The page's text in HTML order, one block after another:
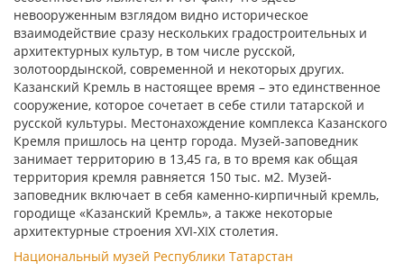
невооруженным взглядом видно историческое
взаимодействие сразу нескольких градостроительных и
архитектурных культур, в том числе русской,
золотоордынской, современной и некоторых других.
Казанский Кремль в настоящее время – это единственное
сооружение, которое сочетает в себе стили татарской и
русской культуры. Местонахождение комплекса Казанского
Кремля пришлось на центр города. Музей-заповедник
занимает территорию в 13,45 га, в то время как общая
территория кремля равняется 150 тыс. м2. Музей-
заповедник включает в себя каменно-кирпичный кремль,
городище «Казанский Кремль», а также некоторые
архитектурные строения XVI-XIX столетия.
Национальный музей Республики Татарстан